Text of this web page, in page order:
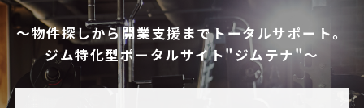
～物件探しから開業支援までトータルサポート。
ジム特化型ポータルサイト"ジムテナ"～